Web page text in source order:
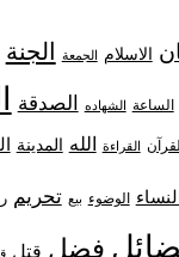
الاسلام الجمعة الجنة
الساعة الشهاده الصدقة
القراءة الله المدينة
الوضوء بيع تحريم
فضل قتل